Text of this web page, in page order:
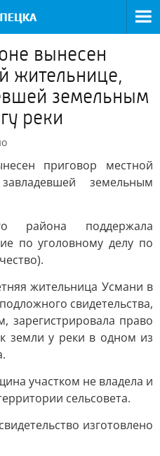
вынесен
жительнице,
земельным
реки
приговор местной
земельным
района поддержала
по уголовному делу по
жительница Усмани в
свидетельства,
зарегистрировала право
земли у реки в одном из
участком не владела и
сельсовета.
изготовлено